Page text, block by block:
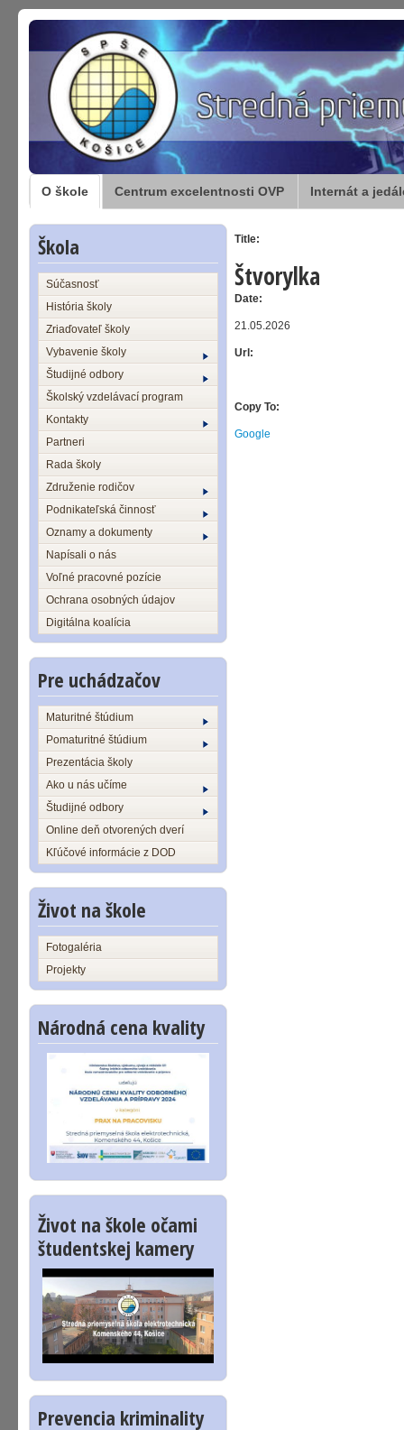
O škole Centrum excelentnosti OVP Internát a
Škola
Súčasnosť
História školy
Zriaďovateľ školy
Vybavenie školy
Študijné odbory
Školský vzdelávací program
Kontakty
Partneri
Rada školy
Združenie rodičov
Podnikateľská činnosť
Oznamy a dokumenty
Napísali o nás
Voľné pracovné pozície
Ochrana osobných údajov
Digitálna koalícia
Pre uchádzačov
Maturitné štúdium
Pomaturitné štúdium
Prezentácia školy
Ako u nás učíme
Študijné odbory
Online deň otvorených dverí
Kľúčové informácie z DOD
Život na škole
Fotogaléria
Projekty
Národná cena kvality
Život na škole očami
študentskej kamery
Prevencia kriminality
Title:
Štvorylka
Date:
21.05.2026
Url:
Copy To:
Google